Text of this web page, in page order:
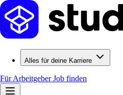
Alles für deine Karriere
Für ArbeitgeberJob finden